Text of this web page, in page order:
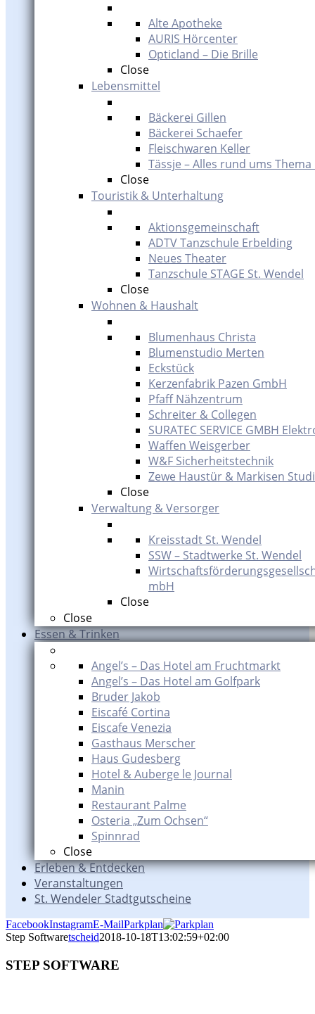
Alte Apotheke
AURIS Hörcenter
Opticland – Die Brille
Close
Lebensmittel
Bäckerei Gillen
Bäckerei Schaefer
Fleischwaren Keller
Tässje – Alles rund ums
Close
Touristik & Unterhaltung
Aktionsgemeinschaft
ADTV Tanzschule Erbelding
Neues Theater
Tanzschule STAGE St. Wendel
Close
Wohnen & Haushalt
Blumenhaus Christa
Blumenstudio Merten
Eckstück
Kerzenfabrik Pazen GmbH
Pfaff Nähzentrum
Schreiter & Collegen
SURATEC SERVICE GMBH
Waffen Weisgerber
W&F Sicherheitstechnik
Zewe Haustür & Markisen
Close
Verwaltung & Versorger
Kreisstadt St. Wendel
SSW – Stadtwerke St. Wendel
mbH
Close
Close
Essen & Trinken
Angel’s – Das Hotel am Fruchtmarkt
Angel’s – Das Hotel am Golfpark
Bruder Jakob
Eiscafé Cortina
Eiscafe Venezia
Gasthaus Merscher
Haus Gudesberg
Hotel & Auberge le Journal
Manin
Restaurant Palme
Osteria „Zum Ochsen“
Spinnrad
Close
Erleben & Entdecken
Veranstaltungen
St. Wendeler Stadtgutscheine
FacebookInstagramE-MailParkplan
Step Softwaretscheid2018-10-18T13:02:59+02:00
STEP SOFTWARE